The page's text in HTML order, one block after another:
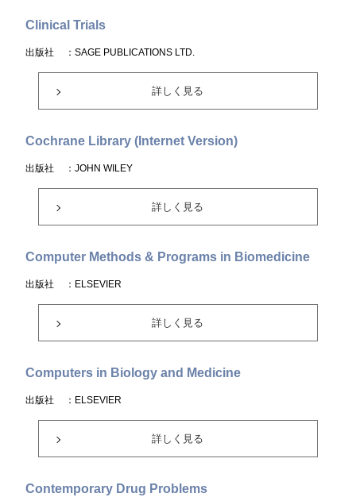
Clinical Trials
出版社 ：SAGE PUBLICATIONS LTD.
詳しく見る
Cochrane Library (Internet Version)
出版社 ：JOHN WILEY
詳しく見る
Computer Methods & Programs in Biomedicine
出版社 ：ELSEVIER
詳しく見る
Computers in Biology and Medicine
出版社 ：ELSEVIER
詳しく見る
Contemporary Drug Problems